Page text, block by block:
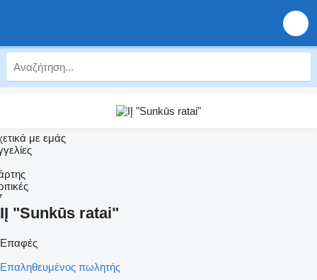
με εμάς
IĮ "Sunkūs ratai"
Επαφές
Επαληθευμένος πωλητής